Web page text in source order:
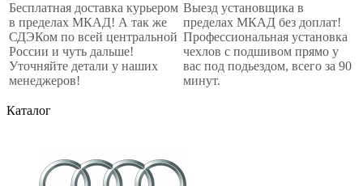
Бесплатная доставка курьером
в пределах МКАД! А так же
СДЭКом по всей центральной
России и чуть дальше!
Уточняйте детали у наших
менеджеров!
Выезд установщика в
пределах МКАД без доплат!
Профессиональная установка
чехлов с подшивом прямо у
вас под подьездом, всего за 90
минут.
Каталог